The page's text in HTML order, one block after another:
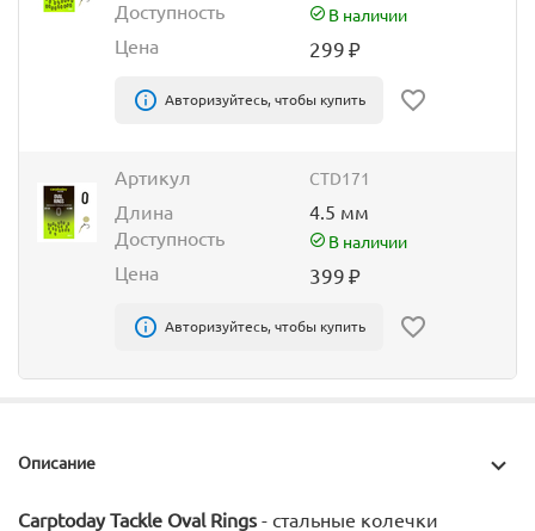
Доступность
В наличии
Цена 299₽
Авторизуйтесь, чтобы купить
Артикул CTD171
Длина
4.5 мм
Доступность
В наличии
Цена 399₽
Авторизуйтесь, чтобы купить
Описание
Carptoday Tackle Oval Rings - стальные колечки